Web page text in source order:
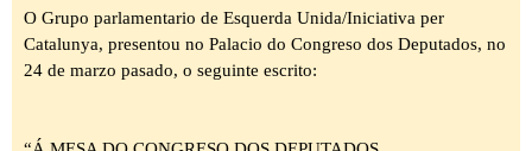
O Grupo parlamentario de Esquerda Unida/Iniciativa per
Catalunya, presentou no Palacio do Congreso dos Deputados, no
24 de marzo pasado, o seguinte escrito: